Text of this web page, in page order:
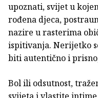
upoznati, svijet u
rođena djeca,
nazire u rasterima
ispitivanja. Nerijetko
biti autentično i
Bol ili odsutnost,